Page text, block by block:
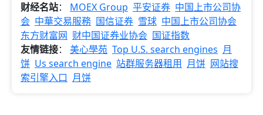
财经名站： MOEX Group 平安证券 中国上市公司协
会 中華交易服務 国信证券 雪球 中国上市公司协会
东方财富网 财中国证券业协会 国证指数
友情链接： 美心學苑 Top U.S. search engines 月
饼 Us search engine 站群服务器租用 月饼 网站搜
索引擎入口 月饼